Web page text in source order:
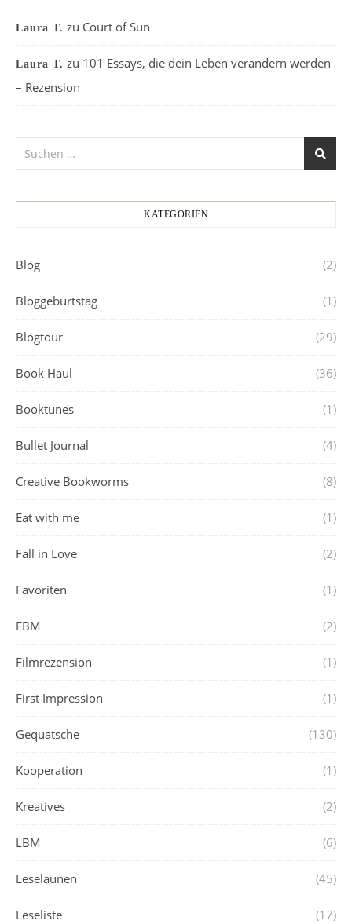
Laura T. zu Court of Sun
Laura T. zu 101 Essays, die dein Leben verändern werden
– Rezension
KATEGORIEN
Blog (2)
Bloggeburtstag (1)
Blogtour (29)
Book Haul (36)
Booktunes (1)
Bullet Journal (4)
Creative Bookworms (8)
Eat with me (1)
Fall in Love (2)
Favoriten (1)
FBM (2)
Filmrezension (1)
First Impression (1)
Gequatsche (130)
Kooperation (1)
Kreatives (2)
LBM (6)
Leselaunen (45)
Leseliste (17)